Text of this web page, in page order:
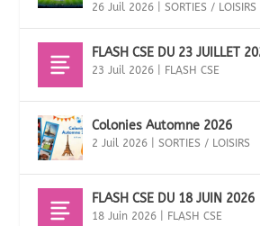
26 Juil 2026 |SORTIES / LOISIRS
FLASH CSE DU 23 JUILLET
23 Juil 2026 FLASH CSE
Colonies Automne 2026
2 Juil 2026 |SORTIES / LOISIRS
FLASH CSE DU 18 JUIN 2026
18 Juin 2026 FLASH CSE